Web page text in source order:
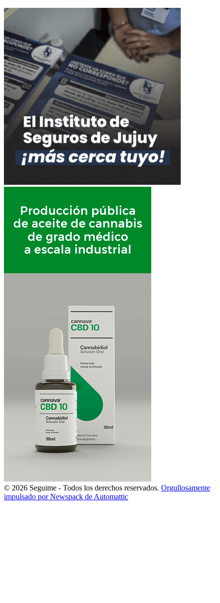
© 2026 Seguime - Todos los derechos reservados. Orgullosamente
impulsado por Newspack de Automattic